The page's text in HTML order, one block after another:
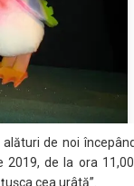
de noi
2019, de la ora
cea urâtă”.